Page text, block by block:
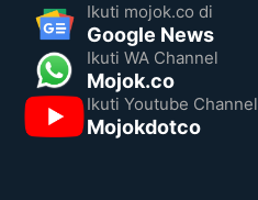
Ikuti mojok.co di
Google News
Ikuti WA Channel
Mojok.co
Ikuti Youtube Channel
Mojokdotco